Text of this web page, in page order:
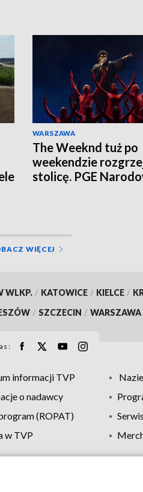
WARSZAWA
The Weeknd tuż po
weekendzie
stolicę. PGE
WIĘCEJ
WLKP. / KATOWICE / KIELCE /
/ SZCZECIN / WARSZAWA
informacji TVP
o nadawcy
(ROPAT)
w TVP